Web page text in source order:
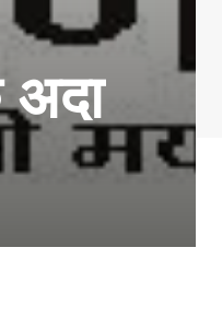
अदा